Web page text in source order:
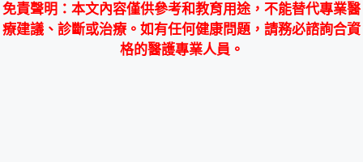
免責聲明 ：本文內容僅供參考和教育用途，不能替代專業醫
療建議、診斷或治療。如有任何健康問題，請務必諮詢合資
格的醫護專業人員。